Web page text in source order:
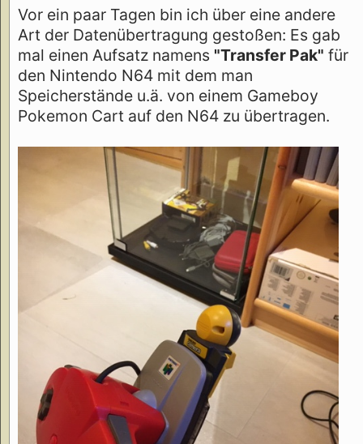
Vor ein paar Tagen bin ich über eine andere
Art der Datenübertragung gestoßen: Es gab
mal einen Aufsatz namens "Transfer Pak" für
den Nintendo N64 mit dem man
Speicherstände u.ä. von einem Gameboy
Pokemon Cart auf den N64 zu übertragen.